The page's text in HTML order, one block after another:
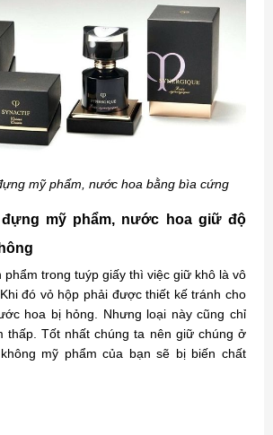
mỹ phẩm, nước hoa bằng bìa cứng
đựng mỹ phẩm, nước hoa giữ độ
trong tuýp giấy thì việc giữ khô là vô
đó vỏ hộp phải được thiết kế tránh cho
hoa bị hỏng. Nhưng loại này cũng chỉ
thấp. Tốt nhất chúng ta nên giữ chúng ở
mỹ phẩm của bạn sẽ bị biến chất